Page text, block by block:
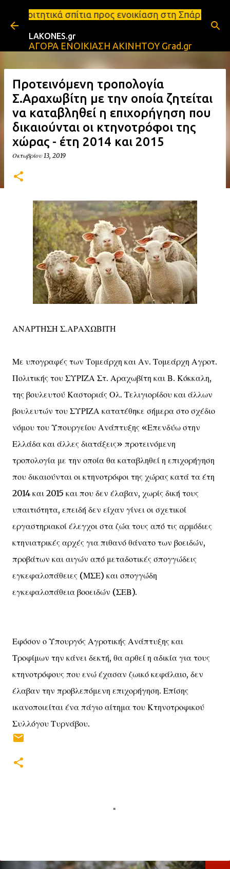
Μετάβαση στο κύριο περιεχόμενο
προς ενοικίαση στη Σπάρτη Ενοικιάσεις
LAKONES.gr
ΑΓΟΡΑ ΕΝΟΙΚΙΑΣΗ ΑΚΙΝΗΤΟΥ Grad.gr
Προτεινόμενη τροπολογία
Σ.Αραχωβίτη με την οποία ζητείται
να καταβληθεί η επιχορήγηση που
δικαιούνται οι κτηνοτρόφοι της
χώρας - έτη 2014 και 2015
Οκτωβρίου 13, 2019
ΑΝΑΡΤΗΣΗ Σ.ΑΡΑΧΩΒΙΤΗ
Με υπογραφές των Τομεάρχη και Αν. Τομεάρχη Αγροτ.
Πολιτικής του ΣΥΡΙΖΑ Στ. Αραχωβίτη και Β. Κόκκαλη,
της βουλευτού Καστοριάς Ολ. Τελιγιορίδου και άλλων
βουλευτών του ΣΥΡΙΖΑ κατατέθηκε σήμερα στο σχέδιο
νόμου του Υπουργείου Ανάπτυξης «Επενδύω στην
Ελλάδα και άλλες διατάξεις» προτεινόμενη
τροπολογία με την οποία θα καταβληθεί η επιχορήγηση
που δικαιούνται οι κτηνοτρόφοι της χώρας κατά τα έτη
2014 και 2015 και που δεν έλαβαν, χωρίς δική τους
υπαιτιότητα, επειδή δεν είχαν γίνει οι σχετικοί
εργαστηριακοί έλεγχοι στα ζώα τους από τις αρμόδιες
κτηνιατρικές αρχές για πιθανό θάνατο των βοειδών,
προβάτων και αιγών από μεταδοτικές σπογγώδεις
εγκεφαλοπάθειες (ΜΣΕ) και σπογγώδη
εγκεφαλοπάθεια βοοειδών (ΣΕΒ).
Εφόσον ο Υπουργός Αγροτικής Ανάπτυξης και
Τροφίμων την κάνει δεκτή, θα αρθεί η αδικία για τους
κτηνοτρόφους που ενώ έχασαν ζωικό κεφάλαιο, δεν
έλαβαν την προβλεπόμενη επιχορήγηση. Επίσης
ικανοποιείται ένα πάγιο αίτημα του Κτηνοτροφικού
Συλλόγου Τυρνάβου.
λ